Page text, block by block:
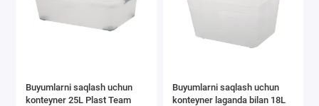
Buyumlarni saqlash uchun
konteyner 25L Plast Team
Buyumlarni saqlash uchun
konteyner laganda bilan 18L